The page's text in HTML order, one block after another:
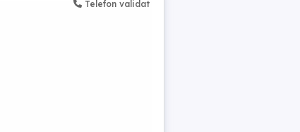
Telefon validat